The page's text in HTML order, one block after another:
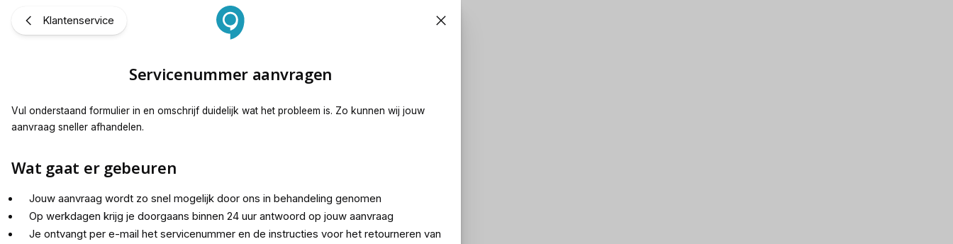
Klantenservice Servicenummer aanvragen
Servicenummer aanvragen
Vul onderstaand formulier in en omschrijf duidelijk wat het probleem is. Zo kunnen wij jouw
aanvraag sneller afhandelen.
Wat gaat er gebeuren
Jouw aanvraag wordt zo snel mogelijk door ons in behandeling genomen
Op werkdagen krijg je doorgaans binnen 24 uur antwoord op jouw aanvraag
Je ontvangt per e-mail het servicenummer en de instructies voor het retourneren van